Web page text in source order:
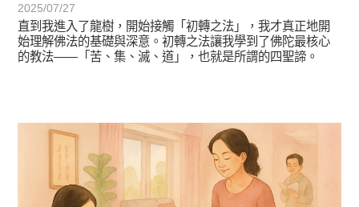
2025/07/27
直到我進入了龍樹，開始接觸「初轉之法」，我才真正地開
始理解佛法的基礎與深意。初轉之法讓我學到了佛陀最核心
的教法——「苦、集、滅、道」，也就是所謂的四聖諦。